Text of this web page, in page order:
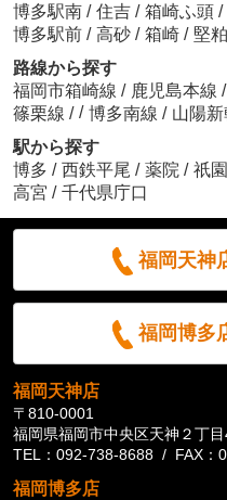
博多駅南 / 住吉 / 箱崎ふ頭 /
博多駅前 / 高砂 / 箱崎 / 堅粕
路線から探す
福岡市箱崎線 / 鹿児島本線 /
篠栗線 / / 博多南線 / 山陽新
駅から探す
博多 / 西鉄平尾 / 薬院 / 祇園
高宮 / 千代県庁口
福岡天神
福岡博多
福岡天神店
〒810-0001
福岡県福岡市中央区天神２丁
TEL：092-738-8688 / FAX：
福岡博多店